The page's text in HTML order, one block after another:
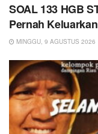
SOAL 133 HGB
Pernah
MINGGU, 9 AGUSTUS 2026